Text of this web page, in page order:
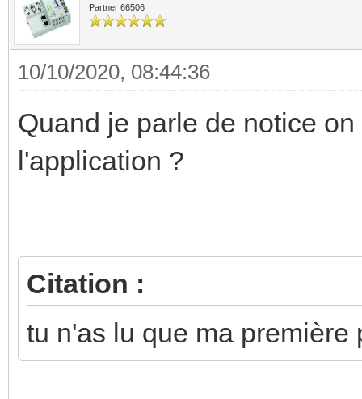
Partner 66506
10/10/2020, 08:44:36
Quand je parle de notice
l'application ?
Citation :
tu n'as lu que ma première